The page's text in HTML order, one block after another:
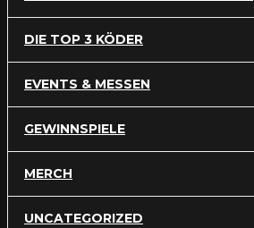
DIE TOP 3 KÖDER
EVENTS & MESSEN
GEWINNSPIELE
MERCH
UNCATEGORIZED